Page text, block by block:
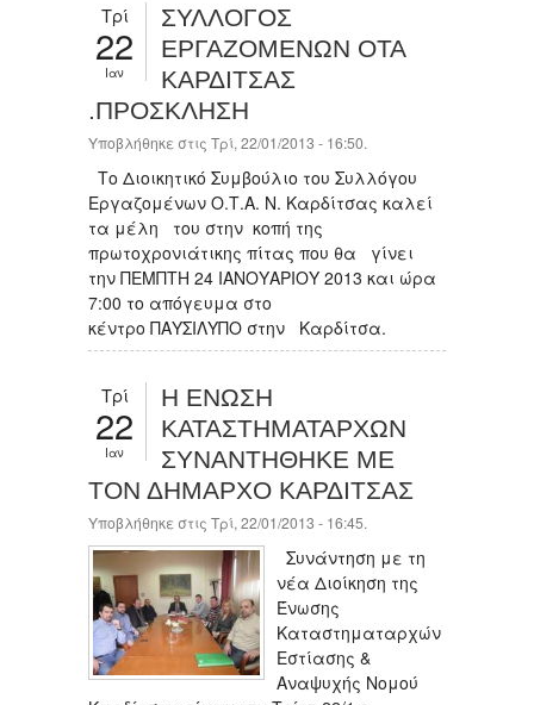
Τρί
22
Ιαν
ΣΥΛΛΟΓΟΣ
ΕΡΓΑΖΟΜΕΝΩΝ ΟΤΑ
ΚΑΡΔΙΤΣΑΣ
.ΠΡΟΣΚΛΗΣΗ
Υποβλήθηκε στις Τρί, 22/01/2013 - 16:50.
Το Διοικητικό Συμβούλιο του Συλλόγου
Εργαζομένων Ο.Τ.Α. Ν. Καρδίτσας καλεί
τα μέλη του στην κοπή της
πρωτοχρονιάτικης πίτας που θα γίνει
την ΠΕΜΠΤΗ 24 ΙΑΝΟΥΑΡΙΟΥ 2013 και ώρα
7:00 το απόγευμα στο
κέντρο ΠΑΥΣΙΛΥΠΟ στην Καρδίτσα.
Τρί
22
Ιαν
Η ΕΝΩΣΗ
ΚΑΤΑΣΤΗΜΑΤΑΡΧΩΝ
ΣΥΝΑΝΤΗΘΗΚΕ ΜΕ
ΤΟΝ ΔΗΜΑΡΧΟ ΚΑΡΔΙΤΣΑΣ
Υποβλήθηκε στις Τρί, 22/01/2013 - 16:45.
Συνάντηση με τη
νέα Διοίκηση της
Ένωσης
Καταστηματαρχών
Εστίασης &
Αναψυχής Νομού